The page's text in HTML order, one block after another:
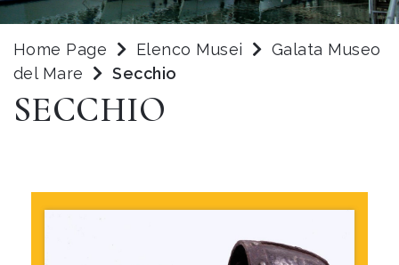
Home Page Elenco Musei
Galata Museo
del Mare
Secchio
SECCHIO